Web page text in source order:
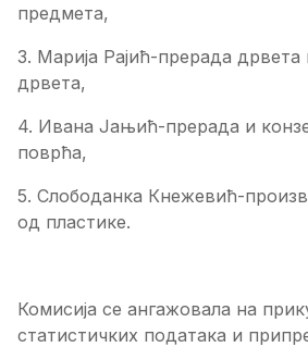
предмета,
3. Марија Рајић-прерада
дрвета,
4. Ивана Јањић-прерада и
поврћа,
5. Слободанка Кнежевић-
од пластике.
Комисија се ангажовала на
статистичких података и